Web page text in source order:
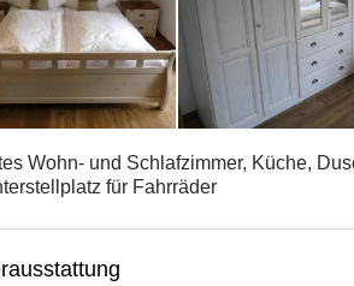
Wohn- und Schlafzimmer, Küche,
für Fahrräder